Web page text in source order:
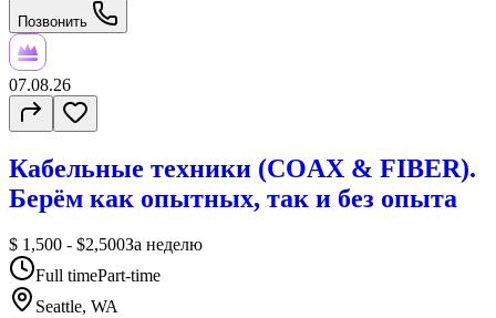
Позвонить
07.08.26
Кабельные техники (COAX & FIBER).
Берём как опытных, так и без опыта
$ 1,500 - $2,500За неделю
Full timePart-time
Seattle, WA